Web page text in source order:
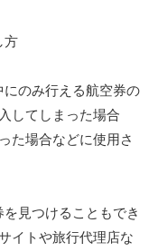
方
のみ行える航空券の
してしまった場合
た場合などに使用さ
見つけることもでき
イトや旅行代理店な